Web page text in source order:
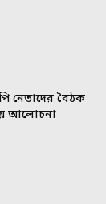
নেতাদের বৈঠক
আলোচনা